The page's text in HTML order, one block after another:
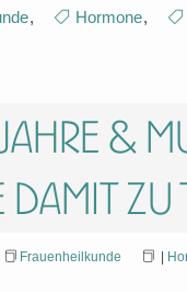
, Hormone,
&
damit
Frauenheilkunde |